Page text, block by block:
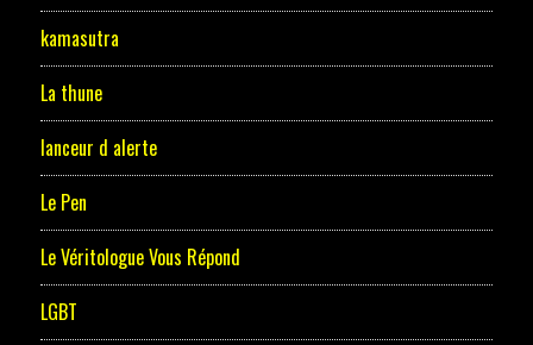
kamasutra
La thune
lanceur d alerte
Le Pen
Le Véritologue Vous Répond
LGBT